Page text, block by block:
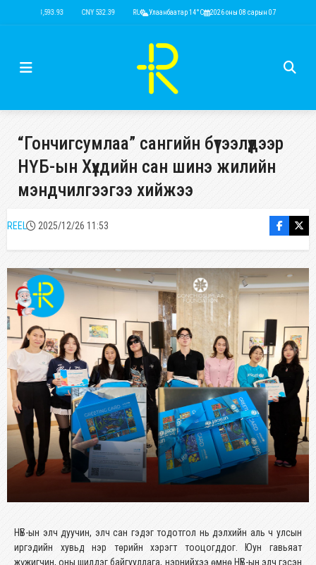
USD 3,593.93 CNY 532.39 RUB 44.15 EUR 4,149.01 KRW 2.52 USD 3,593.93
Улаанбаатар 14°C 2026 оны 08 сарын 07
“Гончигсумлаа” сангийн бүтээлүүдээр
НҮБ-ын Хүүхдийн сан шинэ жилийн
мэндчилгээгээ хийжээ
REEL 2025/12/26 11:53
НҮБ-ын элч дуучин, элч сан гэдэг тодотгол нь дэлхийн аль ч улсын
иргэдийн хувьд нэр төрийн хэрэгт тооцогддог. Юун гавьяат
жүжигчин, оны шилдэг байгууллага, нэрнийхээ өмнө НҮБ-ын элч гэсэн